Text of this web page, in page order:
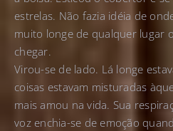
estrelas. Não fazia idéia de
muito longe de qualquer lugar
chegar.
Virou-se de lado. Lá longe
coisas estavam misturadas
mais amou na vida. Sua
voz enchia-se de emoção